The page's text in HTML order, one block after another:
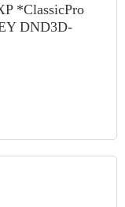
*ClassicPro
DND3D-